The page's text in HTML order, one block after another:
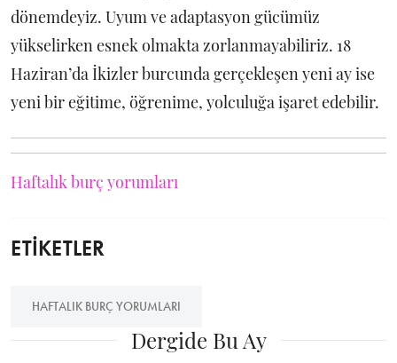
dönemdeyiz. Uyum ve adaptasyon gücümüz
yükselirken esnek olmakta zorlanmayabiliriz. 18
Haziran’da İkizler burcunda gerçekleşen yeni ay ise
yeni bir eğitime, öğrenime, yolculuğa işaret edebilir.
Haftalık burç yorumları
ETİKETLER
HAFTALIK BURÇ YORUMLARI
Dergide Bu Ay